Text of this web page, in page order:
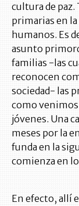
cultura de paz.
primarias en
humanos. Es
asunto
familias -las
reconocen
sociedad- las
como
jóvenes. Una
meses por la
funda en la
comienza en
En efecto, allí